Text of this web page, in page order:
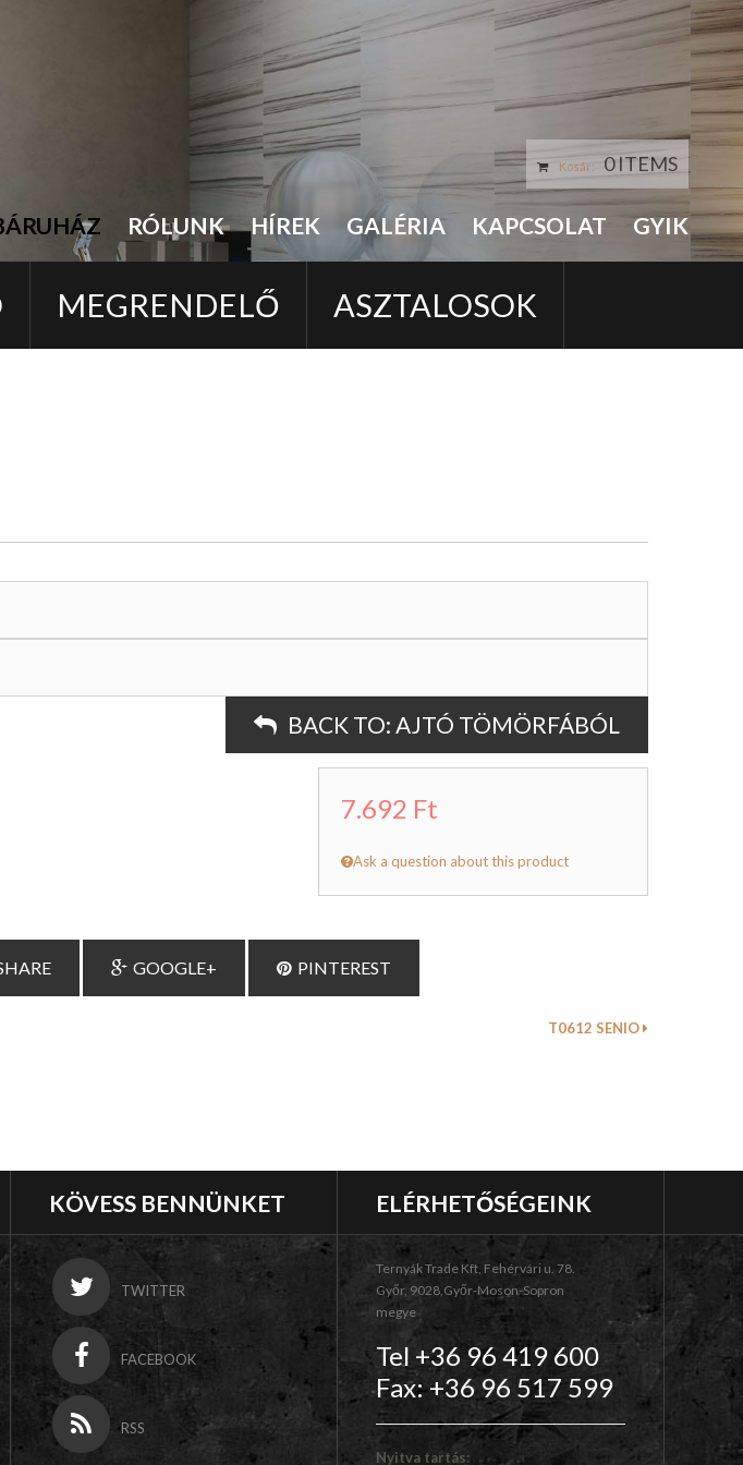
RÓLUNK HÍREK GALÉRIA KAPCSOLAT GYIK
Kosár: 0 ITEMS
MEGRENDELŐ ASZTALOSOK
BACK TO: AJTÓ TÖMÖRFÁBÓL
7.692 Ft
Ask a question about this product
GOOGLE+ PINTEREST
T0612 SENIO
KÖVESS BENNÜNKET
TWITTER
FACEBOOK
RSS
ELÉRHETŐSÉGEINK
Ternyák Trade Kft, Fehérvári u. 78.
Győr, 9028,Győr-Moson-Sopron
megye
Tel +36 96 419 600
Fax: +36 96 517 599
Nyitva tartás: